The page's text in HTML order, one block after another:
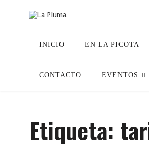
INICIO EN LA PICOTA
CONTACTO EVENTOS
Etiqueta: